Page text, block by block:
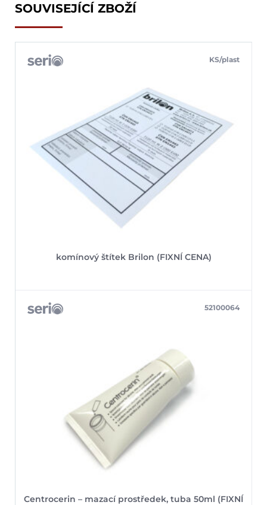
SOUVISEJÍCÍ ZBOŽÍ
komínový štítek Brilon (FIXNÍ CENA)
KS/plast
Centrocerin – mazací prostředek, tuba 50ml (FIXNÍ
52100064